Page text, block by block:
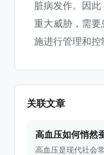
脏病发作。因
重大威胁，需
施进行管理和控
关联文章
高血压如何悄然
高血压是现代社会